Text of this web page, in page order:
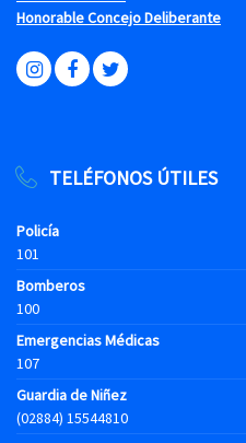
Honorable Concejo Deliberante
TELÉFONOS ÚTILES
Policía
101
Bomberos
100
Emergencias Médicas
107
Guardia de Niñez
(02884) 15544810